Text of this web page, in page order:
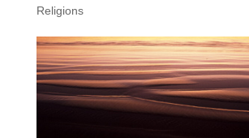
Religions